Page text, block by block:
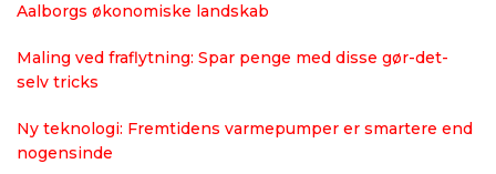
Aalborgs økonomiske landskab
Maling ved fraflytning: Spar penge med disse gør-det-
selv tricks
Ny teknologi: Fremtidens varmepumper er smartere end
nogensinde